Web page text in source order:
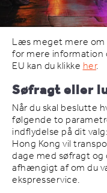
Læs meget mere om
for mere information
EU kan du klikkeher.
Søfragt eller
Når du skal beslutte
følgende to
indflydelse på dit
Hong Kong vil
dage med søfragt
afhængigt af om du
ekspresservice.